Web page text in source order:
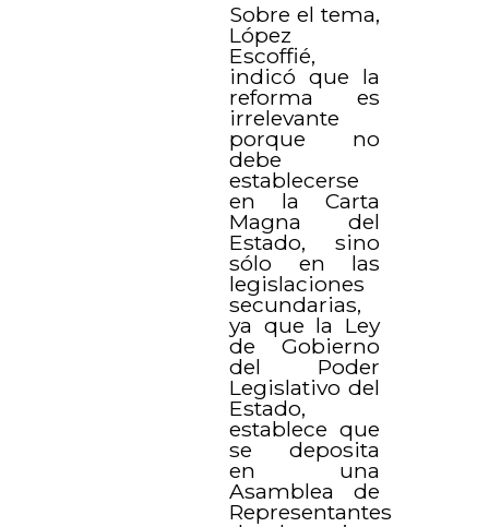
Sobre el tema,
López
Escoffié,
indicó que la
reforma es
irrelevante
porque no
debe
establecerse
en la Carta
Magna del
Estado, sino
sólo en las
legislaciones
secundarias,
ya que la Ley
de Gobierno
del Poder
Legislativo del
Estado,
establece que
se deposita
en una
Asamblea de
Representantes